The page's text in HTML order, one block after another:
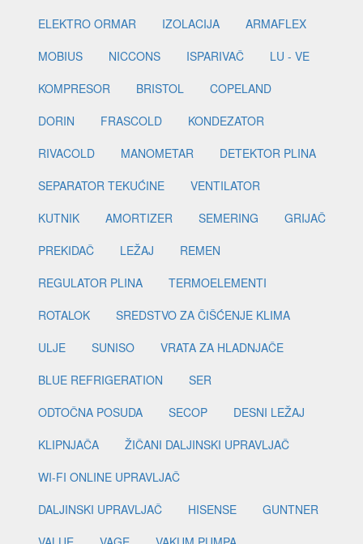
ELEKTRO ORMAR
IZOLACIJA
ARMAFLEX
MOBIUS
NICCONS ISPARIVAČ
LU - VE
KOMPRESOR
BRISTOL
COPELAND
DORIN
FRASCOLD
KONDEZATOR
RIVACOLD
MANOMETAR
DETEKTOR PLINA
SEPARATOR TEKUĆINE
VENTILATOR
KUTNIK
AMORTIZER SEMERING
GRIJAČ
PREKIDAČ
LEŽAJ
REMEN
REGULATOR PLINA
TERMOELEMENTI
ROTALOK
SREDSTVO ZA ČIŠĆENJE KLIMA
ULJE
SUNISO
VRATA ZA HLADNJAČE
BLUE REFRIGERATION
SER
ODTOČNA POSUDA
SECOP
DESNI LEŽAJ
KLIPNJAČA
ŽIČANI DALJINSKI UPRAVLJAČ
WI-FI ONLINE UPRAVLJAČ
DALJINSKI UPRAVLJAČ
HISENSE
GUNTNER